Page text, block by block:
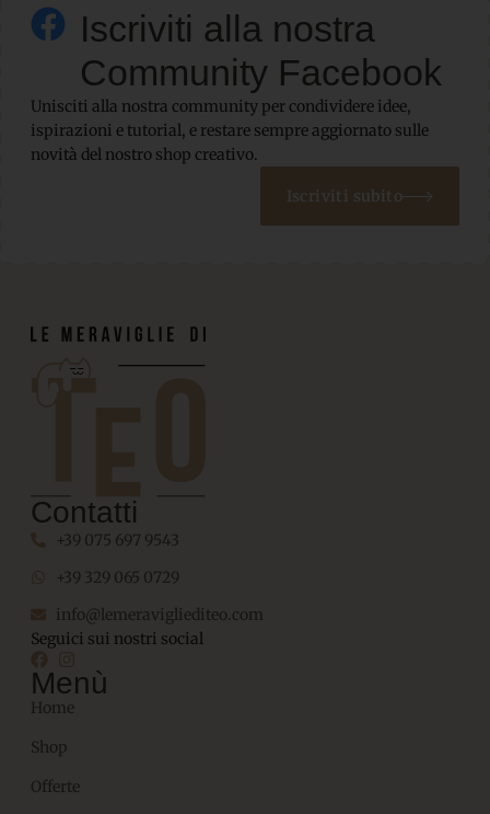
Iscriviti alla nostra
Community Facebook
Unisciti alla nostra community per condividere idee,
ispirazioni e tutorial, e restare sempre aggiornato sulle
novità del nostro shop creativo.
Iscriviti subito
Contatti
+39 075 697 9543
+39 329 065 0729
info@lemeravigliediteo.com
Seguici sui nostri social
Menù
Home
Shop
Offerte